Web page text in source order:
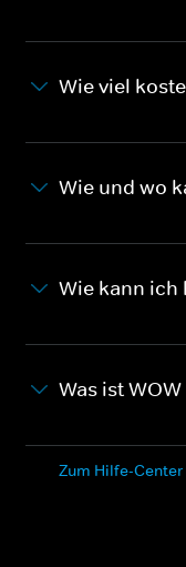
Wie viel
Wie und wo
Wie kann ich
Was ist
Zum Hilfe-